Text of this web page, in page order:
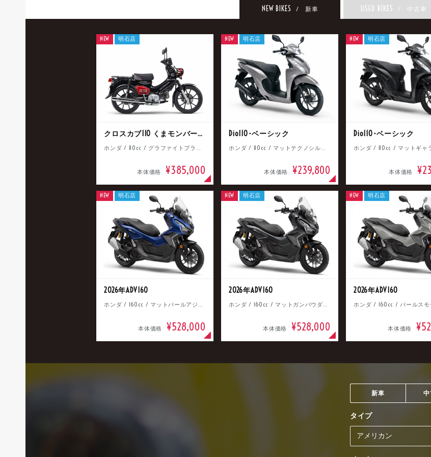
NEW BIKES / 新車 USED BIKES / 中古車
クロスカブ110 くまモンバージョン
ホンダ / 110cc / グラファイトブラック
本体価格 ¥385,000
NEW 明石店
Dio110･ベーシック
ホンダ / 110cc / マットテクノシルバーメタリック
本体価格 ¥239,800
NEW 明石店
Dio110･ベーシック
本体価格
NEW 明石店
2026年ADV160
ホンダ / 160cc / マットパールアジャイルブルー
本体価格 ¥528,000
NEW 明石店
2026年ADV160
ホンダ / 160cc / マットガンパウダーブラックメタリック
本体価格 ¥528,000
NEW 明石店
2026年ADV160
本体価格
NEW 明石店
新車
タイプ